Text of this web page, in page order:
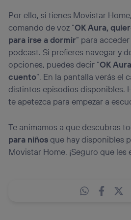
Por ello, si tienes Movistar
comando de voz “OK Aura,
para irse a dormir” para
podcast. Si prefieres navegar y
opciones, puedes decir “OK
cuento”. En la pantalla verás el
distintos episodios disponibles.
te apetezca para empezar a
Te animamos a que descubras
para niñosque hay disponibles
Movistar Home. ¡Seguro que les